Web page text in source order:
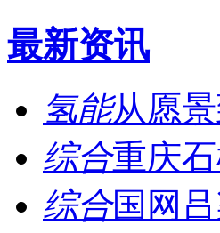
最新资讯
氢能从愿
综合重庆
综合国网